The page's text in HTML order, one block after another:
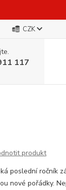
CZK
117
produkt
poslední ročník
nové pořádky.